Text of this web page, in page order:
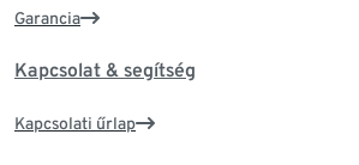
Garancia
Kapcsolat & segítség
Kapcsolati űrlap